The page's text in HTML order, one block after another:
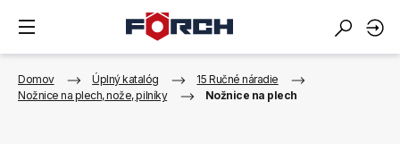
Domov Úplný katalóg
15 Ručné náradie
Nožnice na plech, nože, pilníky
Nožnice na plech